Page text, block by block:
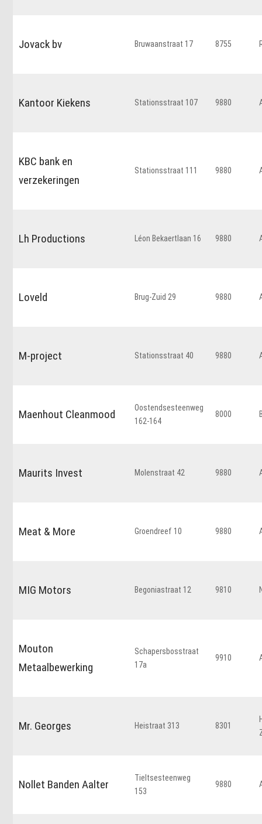
Jovack bv Bruwaanstraat 17 8755
Kantoor Kiekens Stationsstraat 107 9880
KBC bank en
verzekeringen
Stationsstraat 111 9880
Lh Productions Léon Bekaertlaan 16 9880
Loveld Brug-Zuid 29 9880
M-project Stationsstraat 40 9880
Maenhout Cleanmood
Oostendsesteenweg
162-164
8000
Maurits Invest Molenstraat 42 9880
Meat & More Groendreef 10 9880
MIG Motors Begoniastraat 12 9810
Mouton
Metaalbewerking
Schapersbosstraat
17a
9910
Mr. Georges Heistraat 313 8301
Nollet Banden Aalter
Tieltsesteenweg
153
9880